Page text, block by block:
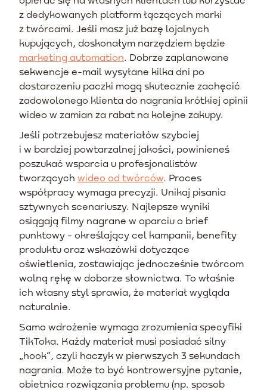
z dedykowanych platform łączących marki
z twórcami. Jeśli masz już bazę lojalnych
kupujących, doskonałym narzędziem będzie
marketing automation. Dobrze zaplanowane
sekwencje e-mail wysyłane kilka dni po
dostarczeniu paczki mogą skutecznie zachęcić
zadowolonego klienta do nagrania krótkiej opinii
wideo w zamian za rabat na kolejne zakupy.
Jeśli potrzebujesz materiałów szybciej
i w bardziej powtarzalnej jakości, powinieneś
poszukać wsparcia u profesjonalistów
tworzących wideo od twórców. Proces
współpracy wymaga precyzji. Unikaj pisania
sztywnych scenariuszy. Najlepsze wyniki
osiągają filmy nagrane w oparciu o brief
punktowy - określający cel kampanii, benefity
produktu oraz wskazówki dotyczące
oświetlenia, zostawiając jednocześnie twórcom
wolną rękę w doborze słownictwa. To właśnie
ich własny styl sprawia, że materiał wygląda
naturalnie.
Samo wdrożenie wymaga zrozumienia specyfiki
TikToka. Każdy materiał musi posiadać silny
„hook”, czyli haczyk w pierwszych 3 sekundach
nagrania. Może to być kontrowersyjne pytanie,
obietnica rozwiązania problemu (np. sposob